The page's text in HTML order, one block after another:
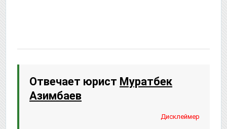
Отвечает юрист Муратбек
Азимбаев
Дисклеймер